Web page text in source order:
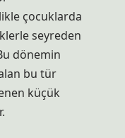
çocuklarda
seyreden
dönemin
bu tür
küçük